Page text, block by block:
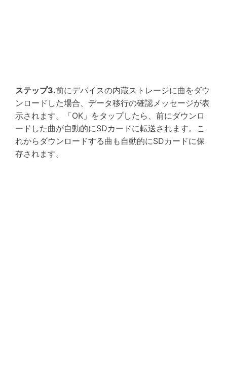
ステップ3.前にデバイスの内蔵ストレージに曲をダウ
ンロードした場合、データ移行の確認メッセージが表
示されます。「OK」をタップしたら、前にダウンロ
ードした曲が自動的にSDカードに転送されます。こ
れからダウンロードする曲も自動的にSDカードに保
存されます。